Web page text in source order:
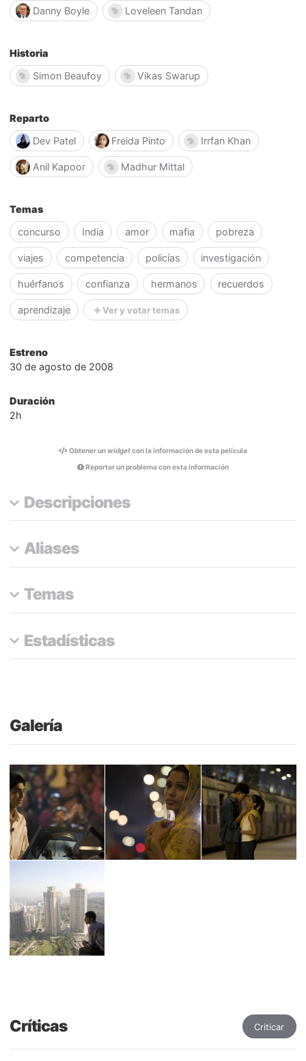
Danny Boyle
Loveleen Tandan
Historia
Simon Beaufoy
Vikas Swarup
Reparto
Dev Patel
Freida Pinto Irrfan Khan
Anil Kapoor Madhur Mittal
Temas
concurso
India amor mafia pobreza
viajes competencia policías investigación
huérfanos confianza hermanos recuerdos
aprendizaje Ver y votar temas
Estreno
30 de agosto de 2008
Duración
2h
Obtener unwidgetcon la información de esta película
Reportar un problema con esta información
Descripciones
Aliases
Temas
Estadísticas
Galería
Críticas Criticar